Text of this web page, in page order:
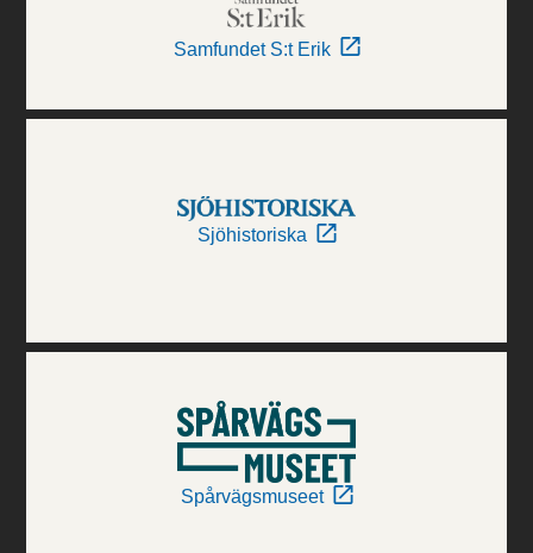
Samfundet S:t Erik
Sjöhistoriska
Spårvägsmuseet